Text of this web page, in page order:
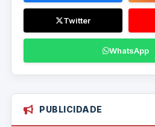
Twitter
WhatsApp
PUBLICIDADE